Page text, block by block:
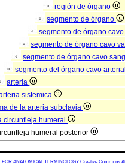
región de órgano
segmento de órgano
segmento de órgano
segmento de órgano cavo
segmento de órgano cavo
segmento del órgano cavo
arteria
sistemica
de la arteria subclavia
circunfleja humeral
humeral posterior
ANATOMICAL TERMINOLOGY Creative Commons